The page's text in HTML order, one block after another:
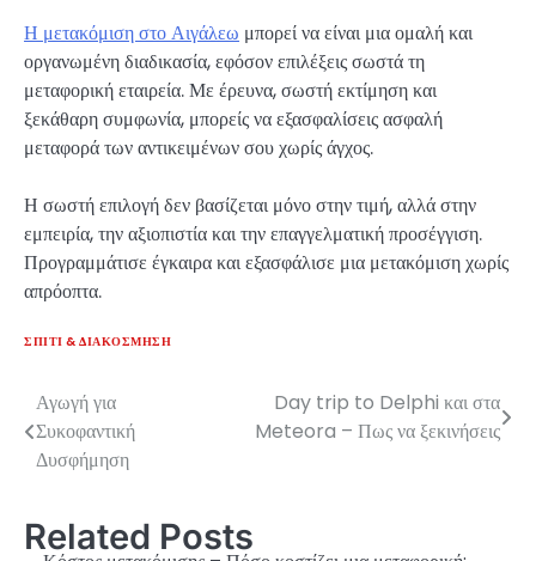
Η μετακόμιση στο Αιγάλεω μπορεί να είναι μια ομαλή και
οργανωμένη διαδικασία, εφόσον επιλέξεις σωστά τη
μεταφορική εταιρεία. Με έρευνα, σωστή εκτίμηση και
ξεκάθαρη συμφωνία, μπορείς να εξασφαλίσεις ασφαλή
μεταφορά των αντικειμένων σου χωρίς άγχος.
Η σωστή επιλογή δεν βασίζεται μόνο στην τιμή, αλλά στην
εμπειρία, την αξιοπιστία και την επαγγελματική προσέγγιση.
Προγραμμάτισε έγκαιρα και εξασφάλισε μια μετακόμιση χωρίς
απρόοπτα.
ΣΠΊΤΙ & ΔΙΑΚΌΣΜΗΣΗ
Πλοήγηση
άρθρων
Αγωγή για
Συκοφαντική
Δυσφήμηση
Day trip to Delphi και στα
Meteora – Πως να ξεκινήσεις
Related Posts